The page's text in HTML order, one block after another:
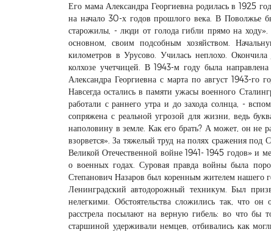
Его мама Александра Георгиевна родилась в 1925
на начало 30-х годов прошлого века. В Поволжье
старожилы, - люди от голода гибли прямо на
основном, своим подсобным хозяйством.
километров в Урусово. Училась неплохо.
колхозе учетчицей. В 1943-м году была
Александра Георгиевна с марта по август 1943-го
Навсегда остались в памяти ужасы военного
работали с раннего утра и до захода солнца, -
сопряжена с реальной угрозой для жизни, ведь
наполовину в земле. Как его брать? А может, он не
взорвется». За тяжелый труд на полях сражения под
Великой Отечественной войне 1941- 1945 годов» и
о военных годах. Суровая правда войны была
Степанович Назаров был коренным жителем нашего
Ленинградский автодорожный техникум. Был
нелегкими. Обстоятельства сложились так, что
расстрела посылают на верную гибель: во что бы
старшиной удерживали немцев, отбивались как